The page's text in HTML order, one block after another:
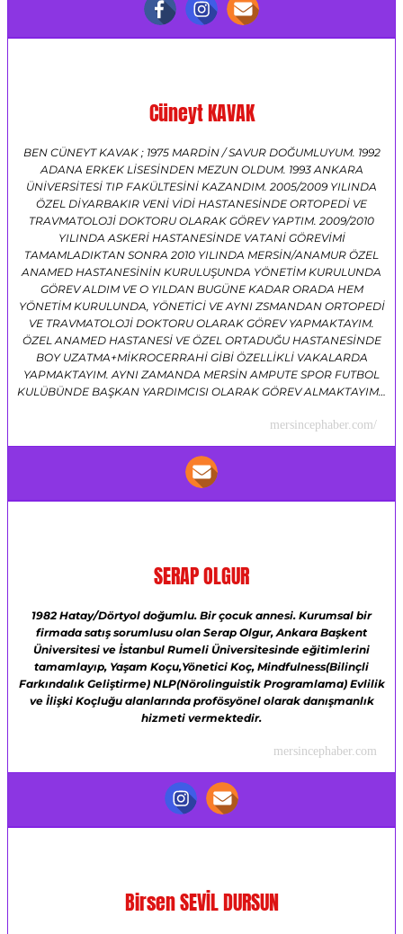
Cüneyt KAVAK
BEN CÜNEYT KAVAK ; 1975 MARDİN / SAVUR DOĞUMLUYUM. 1992
ADANA ERKEK LİSESİNDEN MEZUN OLDUM. 1993 ANKARA
ÜNİVERSİTESİ TIP FAKÜLTESİNİ KAZANDIM. 2005/2009 YILINDA
ÖZEL DİYARBAKIR VENİ VİDİ HASTANESİNDE ORTOPEDİ VE
TRAVMATOLOJİ DOKTORU OLARAK GÖREV YAPTIM. 2009/2010
YILINDA ASKERİ HASTANESİNDE VATANİ GÖREVİMİ
TAMAMLADIKTAN SONRA 2010 YILINDA MERSİN/ANAMUR ÖZEL
ANAMED HASTANESİNİN KURULUŞUNDA YÖNETİM KURULUNDA
GÖREV ALDIM VE O YILDAN BUGÜNE KADAR ORADA HEM
YÖNETİM KURULUNDA, YÖNETİCİ VE AYNI ZSMANDAN ORTOPEDİ
VE TRAVMATOLOJİ DOKTORU OLARAK GÖREV YAPMAKTAYIM.
ÖZEL ANAMED HASTANESİ VE ÖZEL ORTADUĞU HASTANESİNDE
BOY UZATMA+MİKROCERRAHİ GİBİ ÖZELLİKLİ VAKALARDA
YAPMAKTAYIM. AYNI ZAMANDA MERSİN AMPUTE SPOR FUTBOL
KULÜBÜNDE BAŞKAN YARDIMCISI OLARAK GÖREV ALMAKTAYIM…
mersincephaber.com/
SERAP OLGUR
1982 Hatay/Dörtyol doğumlu. Bir çocuk annesi. Kurumsal bir
firmada satış sorumlusu olan Serap Olgur,Ankara Başkent
Üniversitesi ve İstanbul Rumeli Üniversitesinde eğitimlerini
tamamlayıp, Yaşam Koçu,Yönetici Koç, Mindfulness(Bilinçli
Farkındalık Geliştirme) NLP(Nörolinguistik Programlama) Evlilik
ve İlişki Koçluğu alanlarında profösyönel olarak danışmanlık
hizmeti vermektedir.
mersincephaber.com
Birsen SEVİL DURSUN